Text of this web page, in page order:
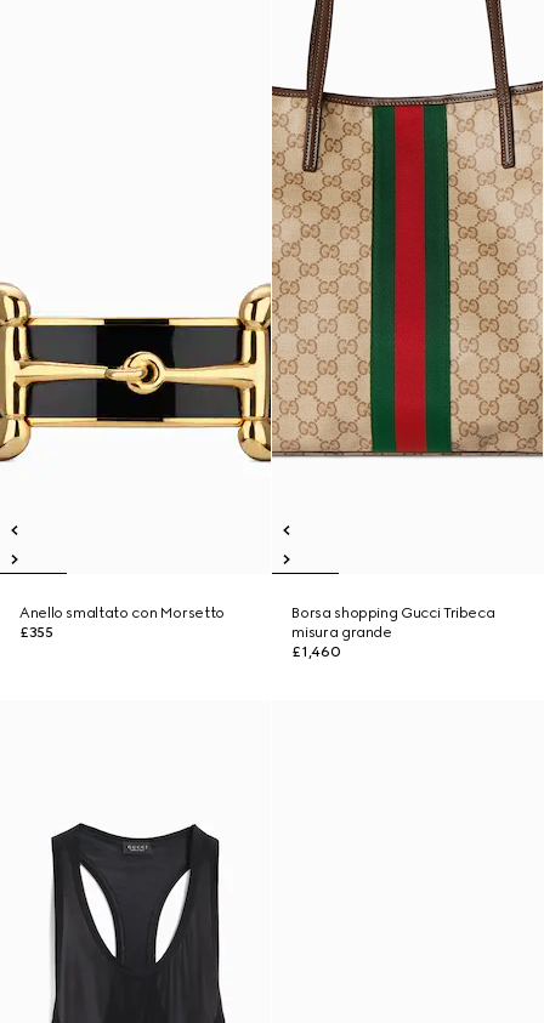
Anello smaltato con Morsetto
£355
Borsa shopping Gucci Tribeca
misura grande
£1,460